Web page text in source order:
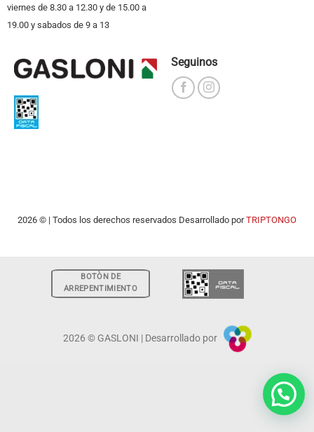
viernes de 8.30 a 12.30 y de 15.00 a
19.00 y sabados de 9 a 13
Seguinos
2026 © | Todos los derechos reservados Desarrollado porTRIPTONGO
BOTÒN DE
ARREPENTIMIENTO
2026 © GASLONI | Desarrollado por